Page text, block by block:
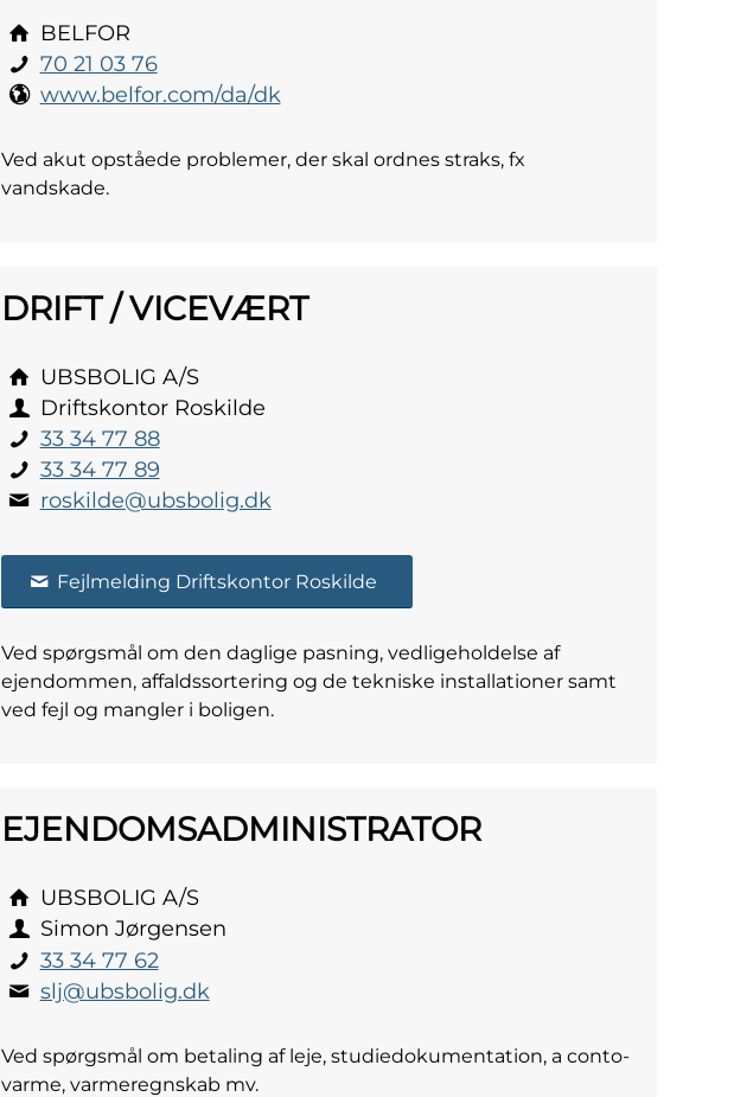
BELFOR
70 21 03 76
www.belfor.com/da/dk
Ved akut opståede problemer, der skal ordnes straks, fx
vandskade.
DRIFT / VICEVÆRT
UBSBOLIG A/S
Driftskontor Roskilde
33 34 77 88
33 34 77 89
roskilde@ubsbolig.dk
Fejlmelding Driftskontor Roskilde
Ved spørgsmål om den daglige pasning, vedligeholdelse af
ejendommen, affaldssortering og de tekniske installationer samt
ved fejl og mangler i boligen.
EJENDOMS­ADMINISTRATOR
UBSBOLIG A/S
Simon Jørgensen
33 34 77 62
slj@ubsbolig.dk
Ved spørgsmål om betaling af leje, studiedokumentation, a conto-
varme, varmeregnskab mv.